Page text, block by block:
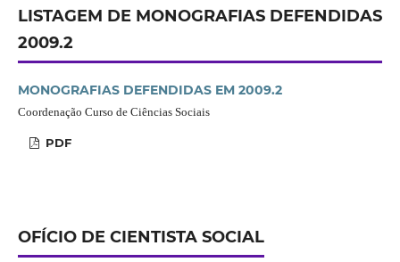
LISTAGEM DE MONOGRAFIAS DEFENDIDAS
2009.2
MONOGRAFIAS DEFENDIDAS EM 2009.2
Coordenação Curso de Ciências Sociais
PDF
OFÍCIO DE CIENTISTA SOCIAL